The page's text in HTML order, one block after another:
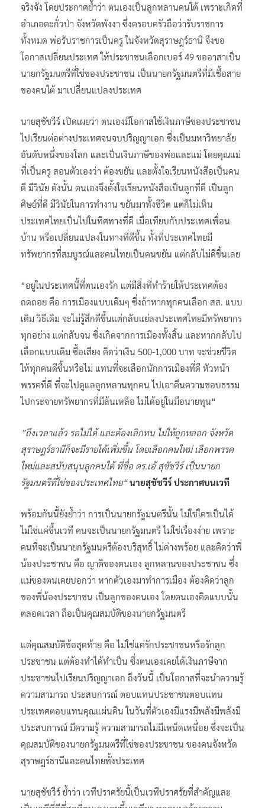
จริงจัง โดยประกาศย้ำว่า ตนเองเป็นลูกหลานคนใต้ เพราะเกิดที่
อำเภอตะกั่วป่า จังหวัดพังงา ซึ่งครอบครัวถือว่ารับราชการ
ทั้งหมด พ่อรับราชการเป็นครู ในจังหวัดสุราษฎร์ธานี จึงขอ
โอกาสเปลี่ยนประเทศ ให้ประชาชนเลือกเบอร์ 49 ขออาสาเป็น
นายกรัฐมนตรีที่ใช่ของประชาชน เป็นนายกรัฐมนตรีที่มีเชื้อสาย
ของคนใต้ มาเปลี่ยนแปลงประเทศ
นายสุชัชวีร์ เปิดเผยว่า ตนเองมีโอกาสใช้เงินภาษีของประชาชน
ไปเรียนต่อต่างประเทศจนจบปริญญาเอก ซึ่งเป็นมหาวิทยาลัย
อันดับหนึ่งของโลก และเป็นเงินภาษีของพ่อและแม่ โดยคุณแม่
ที่เป็นครู สอนตัวเองว่า ต้องขยัน และตั้งใจเรียนหนังสือเป็นคน
ดี มีวินัย ดังนั้น ตนเองจึงตั้งใจเรียนหนังสือเป็นลูกที่ดี เป็นลูก
ศิษย์ที่ดี มีวินัยในการทำงาน ขยันมาทั้งชีวิต แต่ก็ไม่เห็น
ประเทศไทยเป็นไปในทิศทางที่ดี เมื่อเทียบกับประเทศเพื่อน
บ้าน หรือเปลี่ยนแปลงในทางที่ดีขึ้น ทั้งที่ประเทศไทยมี
ทรัพยากรที่สมบูรณ์และคนไทยเป็นคนขยัน แต่กลับไม่ดีขึ้นเลย
“อยู่ในประเทศนี้ที่ตนเองรัก แต่มีสิ่งที่ทำร้ายให้ประเทศต้อง
ถดถอย คือ การเมืองแบบเดิมๆ ซึ่งถ้าหากทุกคนเลือก สส. แบบ
เดิม วิธีเดิม จะไม่รู้สึกดีขึ้นแต่กลับแย่ลงประเทศไทยมีทรัพยากร
ทุกอย่าง แต่กลับจน ซึ่งเกิดจากการเมืองทั้งสิ้น และหากกลับไป
เลือกแบบเดิม ซื้อเสียง คิดว่าเงิน 500-1,000 บาท จะช่วยชีวิต
ให้ทุกคนดีขึ้นหรือไม่ แทนที่จะเลือกนักการเมืองที่ดี หัวหน้า
พรรคที่ดี ที่จะไปดูแลลูกหลานทุกคน ไปเอาคืนความชอบธรรม
ไปกระจายทรัพยากรที่มีล้นเหลือ ไม่ได้อยู่ในมือนายทุน“
”ถึงเวลาแล้ว รอไม่ได้ และต้องเลิกทน ไม่ให้ถูกหลอก จังหวัด
สุราษฎร์ธานีก็จะมีรายได้เพิ่มขึ้น โดยเลือกคนใหม่ เลือกพรรค
ใหม่และสนับสนุนลูกคนใต้ ที่ชื่อ ดร.เอ้ สุชัชวีร์ เป็นนายก
รัฐมนตรีที่ใช่ของประเทศไทย“ นายสุชัชวีร์ ประกาศบนเวที
พร้อมกันนี้ยังย้ำว่า การเป็นนายกรัฐมนตรีนั้น ไม่ใช่ใครเป็นได้
ไม่ใช่แค่ขึ้นเวที คนจะเป็นนายกรัฐมนตรี ไม่ใช่เรื่องง่าย เพราะ
คนที่จะเป็นนายกรัฐมนตรีต้องบริสุทธิ์ ไม่ด่างพร้อย และคิดว่าพี่
น้องประชาชน คือ ญาติของตนเอง ลูกหลานของประชาชน ซึ่ง
แม่ของตนเคยบอกว่า หากตัวเองมาทำการเมือง ต้องคิดว่าลูก
ของพี่น้องประชาชน เป็นลูกของตนเอง โดยตนเองคิดแบบนั้น
ตลอดเวลา ถือเป็นคุณสมบัติของนายกรัฐมนตรี
แต่คุณสมบัติข้อสุดท้าย คือ ไม่ใช่แค่รักประชาชนหรือรักลูก
ประชาชน แต่ต้องทำได้ทำเป็น ซึ่งตนเองเคยได้เงินภาษีจาก
ประชาชนไปเรียนปริญญาเอก ถึงวันนี้ เป็นโอกาสที่จะนำความรู้
ความสามารถ ประสบการณ์ ตอบแทนประชาชนตอบแทน
ประเทศตอบแทนคุณแผ่นดิน ในวันที่ตัวเองมีแรงมีพลังมีพลังมี
ประสบการณ์ มีความรู้ ความสามารถไม่มีเหน็ดเหนื่อย ซึ่งจะเป็น
คุณสมบัติของนายกรัฐมนตรีที่ใช่ของประชาชน ของคนจังหวัด
สุราษฎร์ธานีและคนไทยทั้งประเทศ
นายสุชัชวีร์ ย้ำว่า เวทีปราศรัยนี้เป็นเวทีปราศรัยที่สำคัญและ